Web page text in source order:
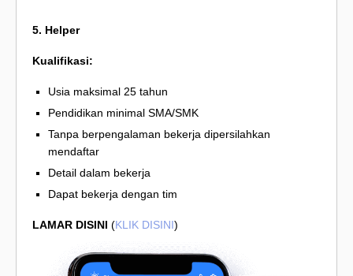
5. Helper
Kualifikasi:
Usia maksimal 25 tahun
Pendidikan minimal SMA/SMK
Tanpa berpengalaman bekerja dipersilahkan
mendaftar
Detail dalam bekerja
Dapat bekerja dengan tim
LAMAR DISINI (KLIK DISINI)